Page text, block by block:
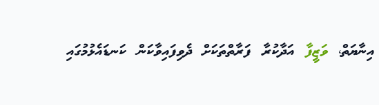
ވަޒީފާއަދާކުރާ ފަރާތްތަކަށް ދެވިފައިވާކަން ކަނޑައެޅުމުގައި